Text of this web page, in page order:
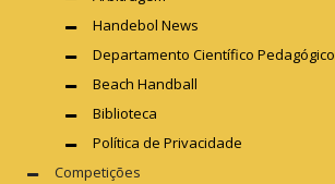
Handebol News
Departamento Científico Pedagógico
Beach Handball
Biblioteca
Política de Privacidade
Competições